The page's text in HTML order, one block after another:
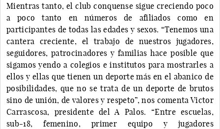
Mientras tanto, el club conquense sigue creciendo poco
a poco tanto en números de afiliados como en
participantes de todas las edades y sexos. “Tenemos una
cantera creciente, el trabajo de nuestros jugadores,
seguidores, patrocinadores y familias hace posible que
sigamos yendo a colegios e institutos para mostrarles a
ellos y ellas que tienen un deporte más en el abanico de
posibilidades, que no se trata de un deporte de brutos
sino de unión, de valores y respeto”, nos comenta Victor
Carrascosa, presidente del A Palos. “Entre escuelas,
sub-18, femenino, primer equipo y jugadores